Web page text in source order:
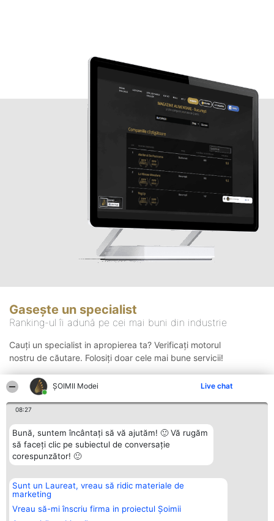
ȘOIMII Modei Live chat
08:27
Bună, suntem încântați să vă ajutăm! 🙂 Vă rugăm
să faceți clic pe subiectul de conversație
corespunzător! 🙂
Sunt un Laureat, vreau să ridic materiale de
marketing
Vreau să-mi înscriu firma in proiectul Șoimii
Gasește un specialist
Ranking-ul îi adună pe cei mai buni din industrie
Cauți un specialist in apropierea ta? Verificați motorul
nostru de căutare. Folosiți doar cele mai bune servicii!
Organizator Ranking
BRIGHT SOLUTIONS BR SRL
Aleea Timisul De Sus 2 Bl. A30
Sc. A Et. 4 Ap. 13 Cod 061952
Plebiscyt
Lista Tuturor
Laureaților
Contact